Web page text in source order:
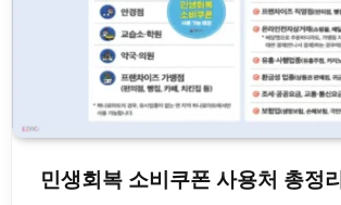
민생회복 소비쿠폰 사용처 총정리